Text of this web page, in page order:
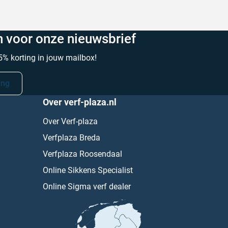
voor onze nieuwsbrief
korting in jouw mailbox!
Over verf-plaza.nl
Over Verf-plaza
Verfplaza Breda
Verfplaza Roosendaal
Online Sikkens Specialist
Online Sigma verf dealer